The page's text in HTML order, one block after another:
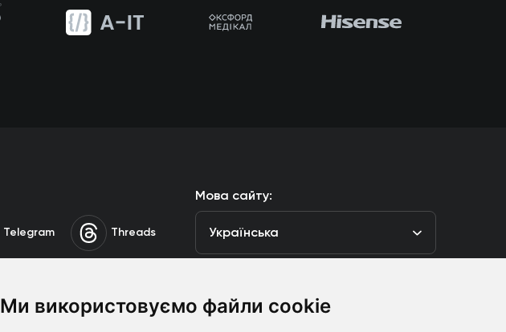
Ми використовуємо файли cookie
Telegram Threads
Мова сайту:
Українська